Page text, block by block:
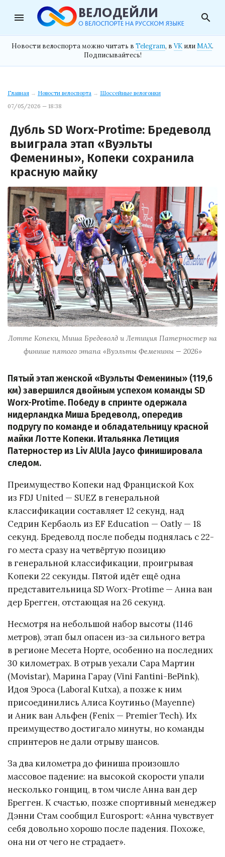
menu search
Новости велоспорта можно читать в Telegram, в VK илиMAX.
Подписывайтесь!
Главная → Новости велоспорта → Шоссейные велогонки
07/05/2026 — 18:38
Дубль SD Worx-Protime: Бредеволд
выиграла этап «Вуэльты
Феменины», Копеки сохранила
красную майку
Лотте Копеки, Миша Бредеволд и Летиция Патерностер на
финише пятого этапа «Вуэльты Феменины — 2026»
Пятый этап женской «Вуэльты Феменины» (119,6
км) завершился двойным успехом команды SD
Worx-Protime. Победу в спринте одержала
нидерландка Миша Бредеволд, опередив
подругу по команде и обладательницу красной
майки Лотте Копеки. Итальянка Летиция
Патерностер из Liv AlUla Jayco финишировала
следом.
Преимущество Копеки над Франциской Кох
из FDJ United — SUEZ в генеральной
классификации составляет 12 секунд, над
Седрин Кербаоль из EF Education — Oatly — 18
секунд. Бредеволд после победы поднялась с 22-
го места сразу на четвёртую позицию
в генеральной классификации, проигрывая
Копеки 22 секунды. Пятой идёт ещё одна
представительница SD Worx-Protime — Анна ван
дер Брегген, отстающая на 26 секунд.
Несмотря на небольшой набор высоты (1146
метров), этап был опасен из-за сильного ветра
в регионе Месета Норте, особенно на последних
30 километрах. В отрыв уехали Сара Мартин
(Movistar), Марина Гарау (Vini Fantini-BePink),
Идоя Эроса (Laboral Kutxa), а позже к ним
присоединились Алиса Коутиньо (Mayenne)
и Аник ван Альфен (Fenix — Premier Tech). Их
преимущество достигало минуты, но команды
спринтеров не дали отрыву шансов.
За два километра до финиша произошло
массовое падение: на высокой скорости упали
несколько гонщиц, в том числе Анна ван дер
Брегген. К счастью, позже спортивный менеджер
Дэнни Стам сообщил Eurosport: «Анна чувствует
себя довольно хорошо после падения. Похоже,
она ни от чего не страдает».